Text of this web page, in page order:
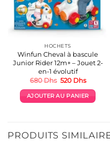
HOCHETS
Winfun Cheval à bascule
Junior Rider 12m+ – Jouet 2-
en-1 évolutif
680Dhs Le
initial
était :
520 DhsLe
actuel
est :
AJOUTER AU PANIER
PRODUITS